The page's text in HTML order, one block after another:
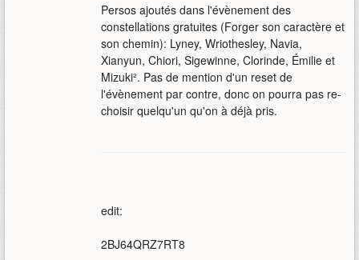
Persos ajoutés dans l'évènement des
constellations gratuites (Forger son caractère et
son chemin): Lyney, Wriothesley, Navia,
Xianyun, Chiori, Sigewinne, Clorinde, Émilie et
Mizuki². Pas de mention d'un reset de
l'évènement par contre, donc on pourra pas re-
choisir quelqu'un qu'on à déjà pris.
edit:
2BJ64QRZ7RT8